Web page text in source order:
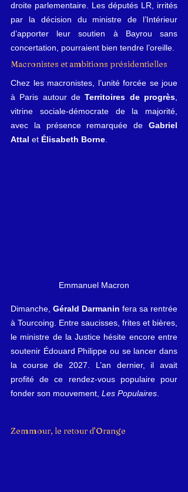
droite parlementaire. Les députés LR, irrités
par la décision du ministre de l’Intérieur
d’apporter leur soutien à Bayrou sans
concertation, pourraient bien tendre l’oreille.
Macronistes et ambitions présidentielles
Chez les macronistes, l’unité forcée se joue
à Paris autour de Territoires de progrès,
vitrine sociale-démocrate de la majorité,
avec la présence remarquée de Gabriel
Attal et Élisabeth Borne.
Emmanuel Macron
Dimanche, Gérald Darmanin fera sa rentrée
à Tourcoing. Entre saucisses, frites et bières,
le ministre de la Justice hésite encore entre
soutenir Édouard Philippe ou se lancer dans
la course de 2027. L’an dernier, il avait
profité de ce rendez-vous populaire pour
fonder son mouvement, Les Populaires.
Zemmour, le retour d’Orange